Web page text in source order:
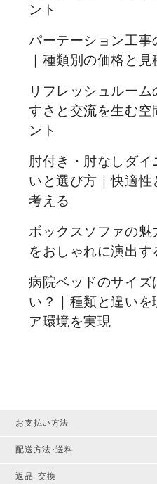
ント
パーテーション工事
｜種類別の価格と
リフレッシュルー
すさと交流を生む空
ント
肘付き・肘なしダ
いと選び方｜快適性
考える
ボックスソファの魅
をおしゃれに演出す
病院ベッドのサイズ
い？｜種類と違いを
ア環境を実現
お支払い方法
配送方法･送料
返品･交換